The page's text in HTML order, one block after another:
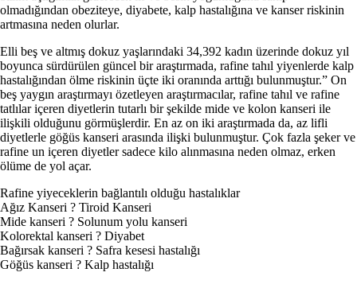
olmadığından obeziteye, diyabete, kalp hastalığına ve kanser riskinin
artmasına neden olurlar.
Elli beş ve altmış dokuz yaşlarındaki 34,392 kadın üzerinde dokuz yıl
boyunca sürdürülen güncel bir araştırmada, rafine tahıl yiyenlerde kalp
hastalığından ölme riskinin üçte iki oranında arttığı bulunmuştur.” On
beş yaygın araştırmayı özet­leyen araştırmacılar, rafine tahıl ve rafine
tatlılar içeren diyet­lerin tutarlı bir şekilde mide ve kolon kanseri ile
ilişkili oldu­ğunu görmüşlerdir. En az on iki araştırmada da, az lifli
diyet­lerle göğüs kanseri arasında ilişki bulunmuştur. Çok fazla şeker ve
rafine un içeren diyetler sadece kilo alınmasına neden olmaz, erken
ölüme de yol açar.
Rafine yiyeceklerin bağlantılı olduğu hastalıklar
Ağız Kanseri ? Tiroid Kanseri
Mide kanseri ? Solunum yolu kanseri
Kolorektal kanseri ? Diyabet
Bağırsak kanseri ? Safra kesesi hastalığı
Göğüs kanseri ? Kalp hastalığı